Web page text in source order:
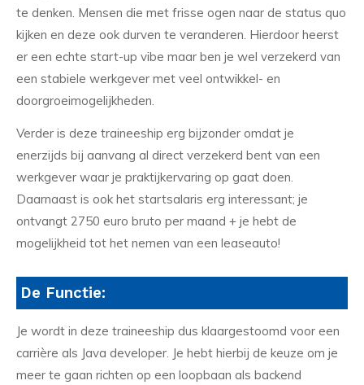
te denken. Mensen die met frisse ogen naar de status quo
kijken en deze ook durven te veranderen. Hierdoor heerst
er een echte start-up vibe maar ben je wel verzekerd van
een stabiele werkgever met veel ontwikkel- en
doorgroeimogelijkheden.
Verder is deze traineeship erg bijzonder omdat je
enerzijds bij aanvang al direct verzekerd bent van een
werkgever waar je praktijkervaring op gaat doen.
Daarnaast is ook het startsalaris erg interessant; je
ontvangt 2750 euro bruto per maand + je hebt de
mogelijkheid tot het nemen van een leaseauto!
De Functie:
Je wordt in deze traineeship dus klaargestoomd voor een
carrière als Java developer. Je hebt hierbij de keuze om je
meer te gaan richten op een loopbaan als backend